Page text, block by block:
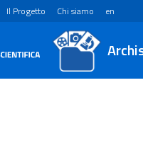
Il Progetto Chi siamo en